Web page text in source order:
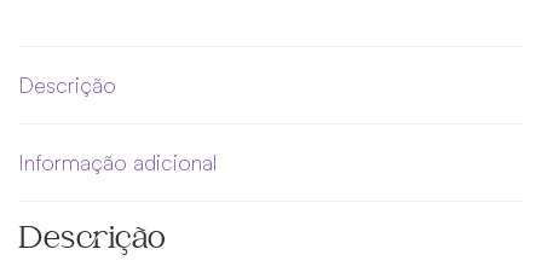
Descrição
Informação adicional
Descrição